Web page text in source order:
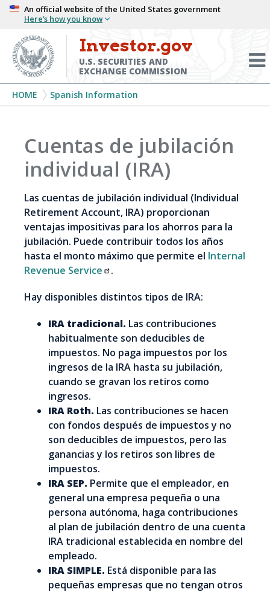
Skip
main
content
An official website of the United States government
Here’s how you know
Investor.gov
U.S. SECURITIES AND
EXCHANGE COMMISSION
Breadcrumb
HOME Spanish Information
Cuentas de jubilación
individual (IRA)
Las cuentas de jubilación individual (Individual
Retirement Account, IRA) proporcionan
ventajas impositivas para los ahorros para la
jubilación. Puede contribuir todos los años
hasta el monto máximo que permite el Internal
Revenue Service
.
Hay disponibles distintos tipos de IRA:
IRA tradicional. Las contribuciones
habitualmente son deducibles de
impuestos. No paga impuestos por los
ingresos de la IRA hasta su jubilación,
cuando se gravan los retiros como
ingresos.
IRA Roth. Las contribuciones se hacen
con fondos después de impuestos y no
son deducibles de impuestos, pero las
ganancias y los retiros son libres de
impuestos.
IRA SEP. Permite que el empleador, en
general una empresa pequeña o una
persona autónoma, haga contribuciones
al plan de jubilación dentro de una cuenta
IRA tradicional establecida en nombre del
empleado.
IRA SIMPLE. Está disponible para las
pequeñas empresas que no tengan otros